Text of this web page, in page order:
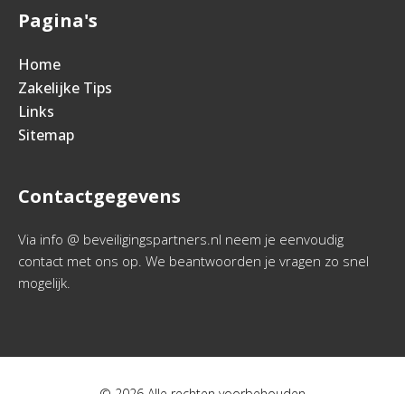
Pagina's
Home
Zakelijke Tips
Links
Sitemap
Contactgegevens
Via info @ beveiligingspartners.nl neem je eenvoudig
contact met ons op. We beantwoorden je vragen zo snel
mogelijk.